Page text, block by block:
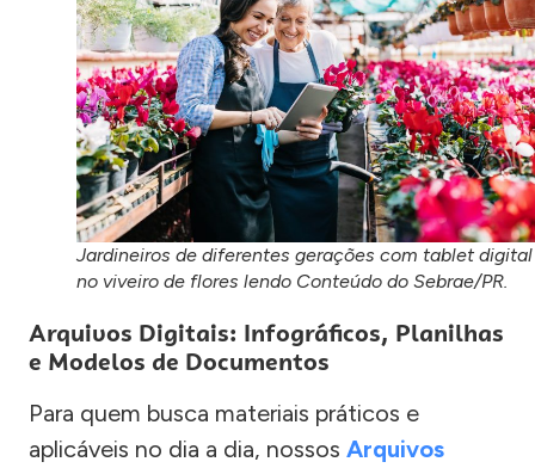
Jardineiros de diferentes gerações com tablet digital
no viveiro de flores lendo Conteúdo do Sebrae/PR.
Arquivos Digitais: Infográficos, Planilhas
e Modelos de Documentos
Para quem busca materiais práticos e
aplicáveis no dia a dia, nossos Arquivos